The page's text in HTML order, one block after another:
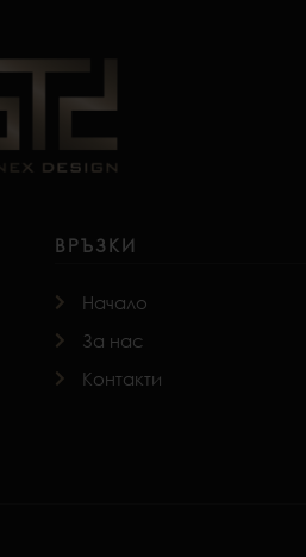
ВРЪЗКИ
Начало
За нас
Контакти